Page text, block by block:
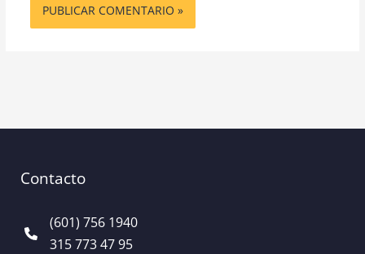
Contacto
(601) 756 1940
315 773 47 95